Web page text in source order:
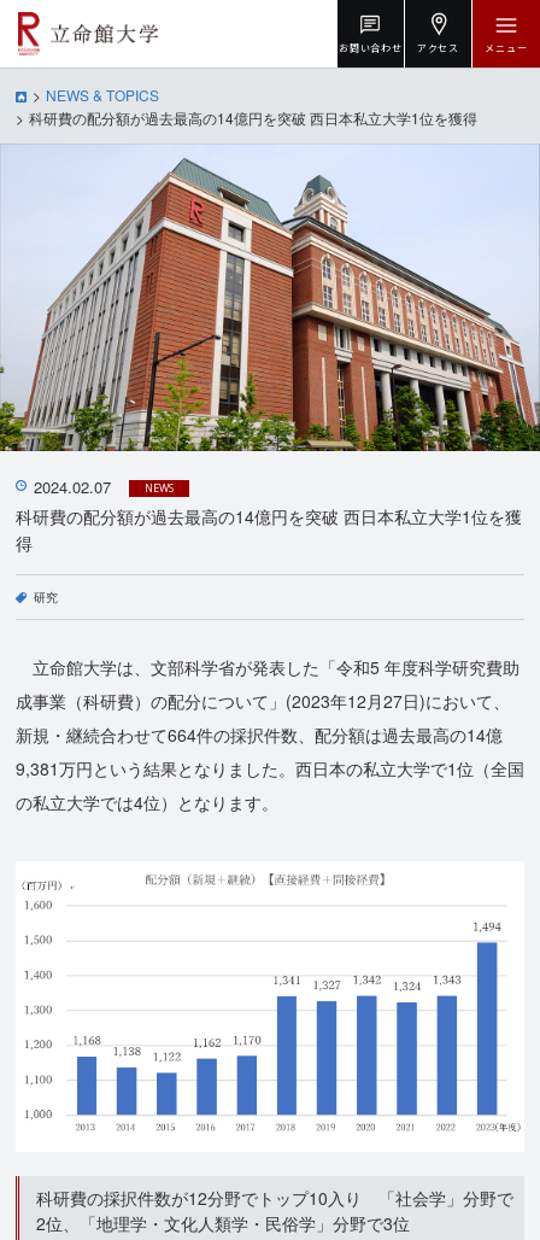
お問い合わせ アクセス メニュー
NEWS & TOPICS
科研費の配分額が過去最高の14億円を突破 西日本私立大学1位を獲得
2024.02.07 NEWS
科研費の配分額が過去最高の14億円を突破 西日本私立大学1位を獲
得
研究
立命館大学は、文部科学省が発表した「令和5 年度科学研究費助
成事業（科研費）の配分について」(2023年12月27日)において、
新規・継続合わせて664件の採択件数、配分額は過去最高の14億
9,381万円という結果となりました。西日本の私立大学で1位（全国
の私立大学では4位）となります。
科研費の採択件数が12分野でトップ10入り 「社会学」分野で
2位、「地理学・文化人類学・民俗学」分野で3位